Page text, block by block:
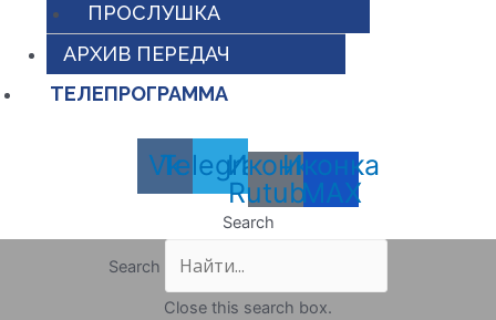
ПРОСЛУШКА
АРХИВ ПЕРЕДАЧ
ТЕЛЕПРОГРАММА
Vk
Telegram
Иконка
Rutube
Иконка
MAX
Search
Search
Close this search box.